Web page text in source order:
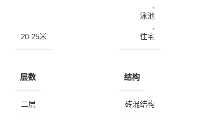
20-25米
,
泳池
,
住宅
层数
二层
结构
砖混结构